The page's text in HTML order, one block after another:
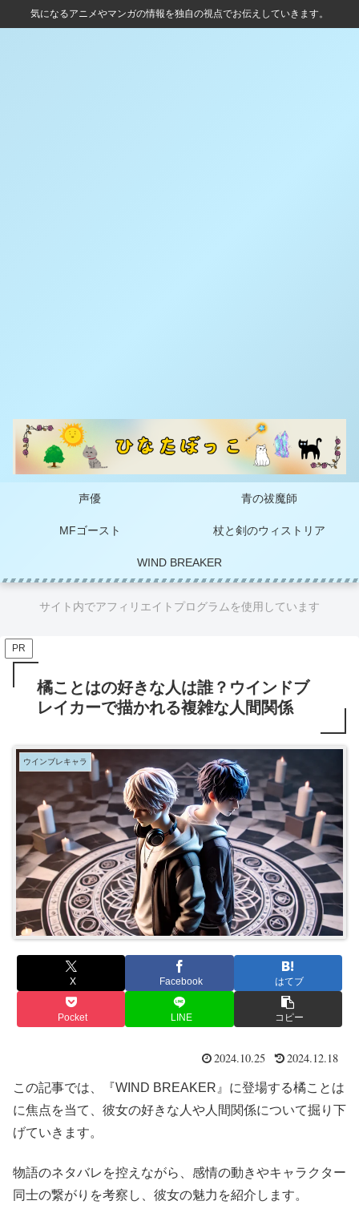
気になるアニメやマンガの情報を独自の視点でお伝えしていきます。
声優 青の祓魔師
MFゴースト 杖と剣のウィストリア
WIND BREAKER
サイト内でアフィリエイトプログラムを使用しています
PR
橘ことはの好きな人は誰？ウインドブ
レイカーで描かれる複雑な人間関係
ウインブレキャラ
X Facebook はてブ
Pocket LINE コピー
2024.10.25 2024.12.18
この記事では、『WIND BREAKER』に登場する橘ことは
に焦点を当て、彼女の好きな人や人間関係について掘り下
げていきます。
物語のネタバレを控えながら、感情の動きやキャラクター
同士の繋がりを考察し、彼女の魅力を紹介します。